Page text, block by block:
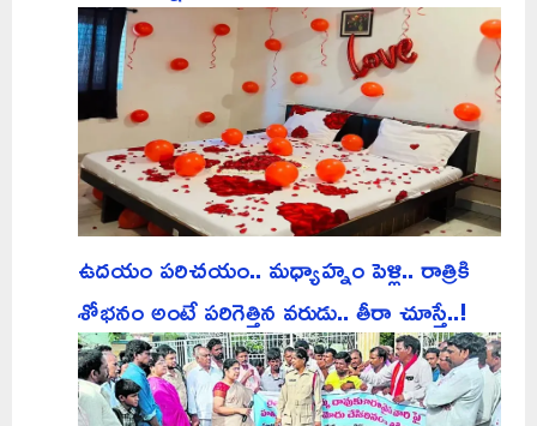
ఉదయం పరిచయం.. మధ్యాహ్నం పెళ్లి.. రాత్రికి
శోభనం అంటే పరిగెత్తిన వరుడు.. తీరా చూస్తే..!